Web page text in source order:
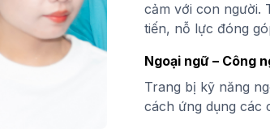
cảm với con người.
tiến, nỗ lực đóng
Ngoại ngữ – Công
Trang bị kỹ năng
cách ứng dụng các